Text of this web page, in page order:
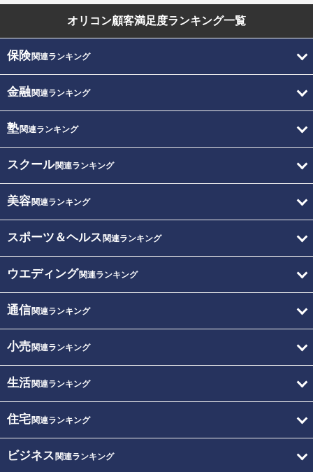
オリコン顧客満足度ランキング一覧
保険関連ランキング
金融関連ランキング
塾関連ランキング
スクール関連ランキング
美容関連ランキング
スポーツ＆ヘルス 関連ランキング
ウエディング関連ランキング
通信関連ランキング
小売関連ランキング
生活関連ランキング
住宅関連ランキング
ビジネス 関連ランキング